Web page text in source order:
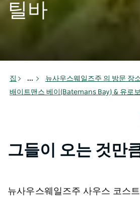
틸바
집 ... 뉴사우스웨일즈주 의 방문 장
배이트맨스 베이(Batemans Bay) & 유로
그들이 오는 것만
뉴사우스웨일즈주 사우스 코스